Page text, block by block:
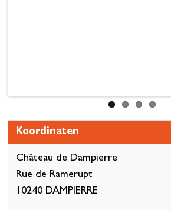
Koordinaten
Château de Dampierre
Rue de Ramerupt
10240 DAMPIERRE